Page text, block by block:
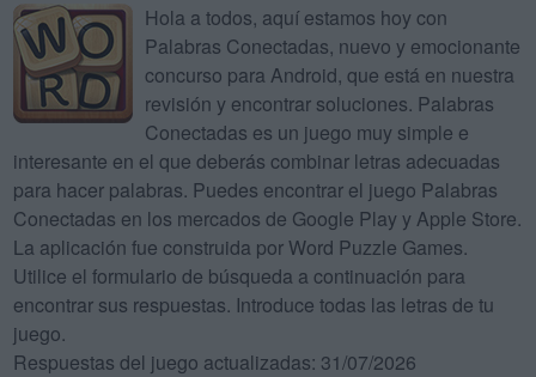
Hola a todos, aquí estamos hoy con
Palabras Conectadas, nuevo y emocionante
concurso para Android, que está en nuestra
revisión y encontrar soluciones. Palabras
Conectadas es un juego muy simple e
interesante en el que deberás combinar letras adecuadas
para hacer palabras. Puedes encontrar el juego Palabras
Conectadas en los mercados de Google Play y Apple Store.
La aplicación fue construida por Word Puzzle Games.
Utilice el formulario de búsqueda a continuación para
encontrar sus respuestas. Introduce todas las letras de tu
juego.
Respuestas del juego actualizadas: 31/07/2026